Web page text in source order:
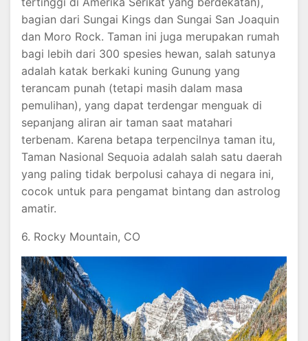
bagian dari Sungai Kings dan Sungai San Joaquin
dan Moro Rock. Taman ini juga merupakan rumah
bagi lebih dari 300 spesies hewan, salah satunya
adalah katak berkaki kuning Gunung yang
terancam punah (tetapi masih dalam masa
pemulihan), yang dapat terdengar menguak di
sepanjang aliran air taman saat matahari
terbenam. Karena betapa terpencilnya taman itu,
Taman Nasional Sequoia adalah salah satu daerah
yang paling tidak berpolusi cahaya di negara ini,
cocok untuk para pengamat bintang dan astrolog
amatir.
6. Rocky Mountain, CO